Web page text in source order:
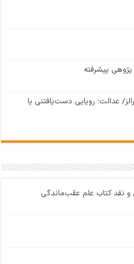
پژوهی پیشرفته
عدالت؛ رویایی دست‌یافتنی یا
نقد کتاب علم عقب‌ماندگی